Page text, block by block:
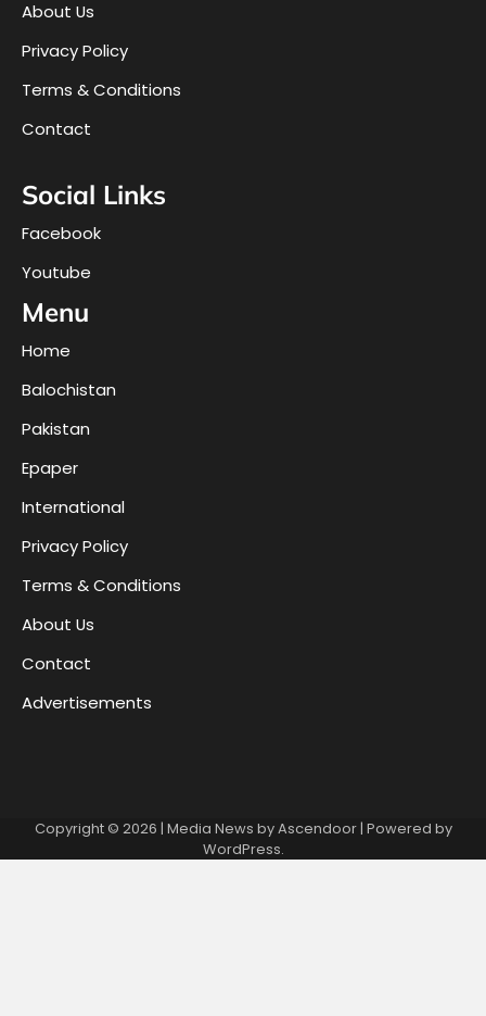
About Us
Privacy Policy
Terms & Conditions
Contact
Social Links
Facebook
Youtube
Menu
Home
Balochistan
Pakistan
Epaper
International
Privacy Policy
Terms & Conditions
About Us
Contact
Advertisements
Copyright © 2026 | Media News byAscendoor| Powered by
WordPress.